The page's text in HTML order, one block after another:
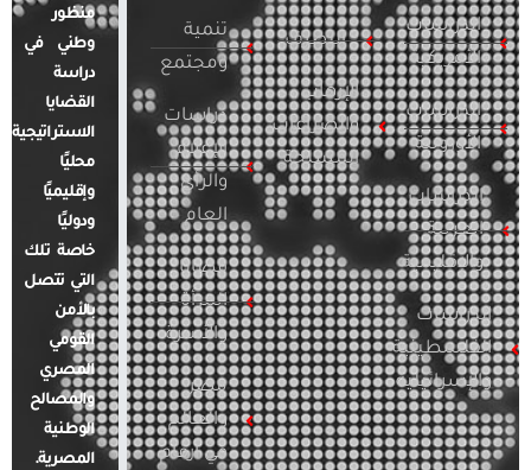
الدراسات
الأمريكية
الدراسات
الأوروبية
الدراسات
العربية
والإقليمية
الدراسات
الفلسطينية
والإسرائيلية
التطرف
الإرهاب
والصراعات
المسلحة
تنمية
ومجتمع
دراسات
الإعلام
والرأي
العام
قضايا
المرأة
والأسرة
مصر
والعالم
في أرقام
منظور
وطني في
دراسة
القضايا
الاستراتيجية
محليًا
وإقليميًا
ودوليًا
خاصة تلك
التي تتصل
بالأمن
القومي
المصري
والمصالح
الوطنية
المصرية.